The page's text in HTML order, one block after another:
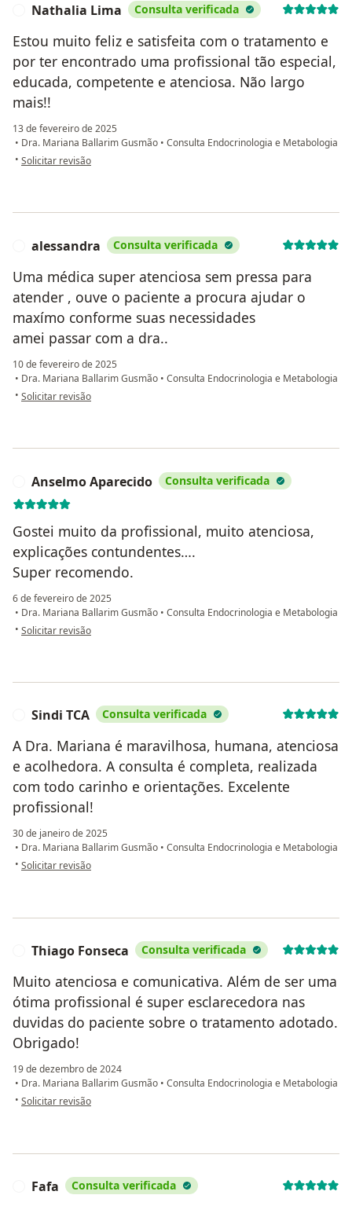
Nathalia Lima Consulta verificada
Estou muito feliz e satisfeita com o tratamento e
por ter encontrado uma profissional tão especial,
educada, competente e atenciosa. Não largo
mais!!
13 de fevereiro de 2025
• Dra. Mariana Ballarim Gusmão • Consulta Endocrinologia e Metabologia
• na opinião do utilizador Nathalia Lima
Solicitar revisão
alessandra Consulta verificada
Uma médica super atenciosa sem pressa para
atender , ouve o paciente a procura ajudar o
maxímo conforme suas necessidades
amei passar com a dra..
10 de fevereiro de 2025
• Dra. Mariana Ballarim Gusmão • Consulta Endocrinologia e Metabologia
• na opinião do utilizador alessandra
Solicitar revisão
Anselmo Aparecido Consulta verificada
Gostei muito da profissional, muito atenciosa,
explicações contundentes….
Super recomendo.
6 de fevereiro de 2025
• Dra. Mariana Ballarim Gusmão • Consulta Endocrinologia e Metabologia
• na opinião do utilizador Anselmo Aparecido
Solicitar revisão
Sindi TCA Consulta verificada
A Dra. Mariana é maravilhosa, humana, atenciosa
e acolhedora. A consulta é completa, realizada
com todo carinho e orientações. Excelente
profissional!
30 de janeiro de 2025
• Dra. Mariana Ballarim Gusmão • Consulta Endocrinologia e Metabologia
• na opinião do utilizador Sindi TCA
Solicitar revisão
Thiago Fonseca Consulta verificada
Muito atenciosa e comunicativa. Além de ser uma
ótima profissional é super esclarecedora nas
duvidas do paciente sobre o tratamento adotado.
Obrigado!
19 de dezembro de 2024
• Dra. Mariana Ballarim Gusmão • Consulta Endocrinologia e Metabologia
• na opinião do utilizador Thiago Fonseca
Solicitar revisão
Fafa Consulta verificada